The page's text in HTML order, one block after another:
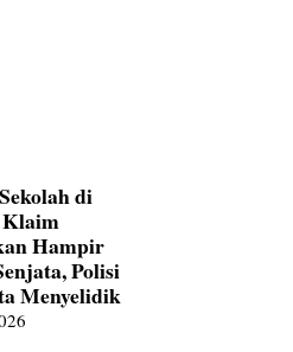
di
Klaim
Hampir
Polisi
Menyelidik